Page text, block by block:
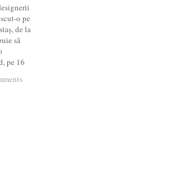
o pe
de la
să
pe 16